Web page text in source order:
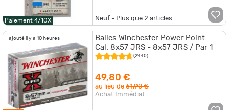
Paiement 4/10X Neuf - Plus que2 articles
ajouté il y a 10 heures
Balles Winchester Power Point -
Cal. 8x57 JRS - 8x57 JRS / Par 1
(2440)
49,80 €
au lieu de61,90 €
Achat Immédiat